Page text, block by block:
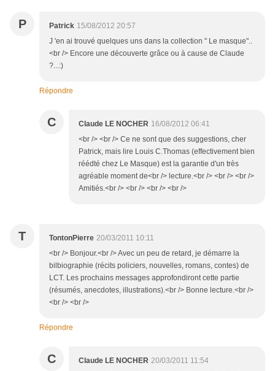
P Patrick 15/08/2012 20:57
J 'en ai trouvé quelques uns dans la collection " Le masque"..
<br /> Encore une découverte grâce ou à cause de Claude
?...:)
Répondre
C Claude LE NOCHER 16/08/2012 06:41
<br /> <br /> Ce ne sont que des suggestions, cher
Patrick, mais lire Louis C.Thomas (effectivement bien
réédté chez Le Masque) est la garantie d'un très
agréable moment de<br /> lecture.<br /> <br /> <br />
Amitiés.<br /> <br /> <br /> <br />
T TontonPierre 20/03/2011 10:11
<br /> Bonjour.<br /> Avec un peu de retard, je démarre la
bilbiographie (récits policiers, nouvelles, romans, contes) de
LCT. Les prochains messages approfondiront cette partie
(résumés, anecdotes, illustrations).<br /> Bonne lecture.<br />
<br /> <br />
Répondre
C Claude LE NOCHER 20/03/2011 11:54